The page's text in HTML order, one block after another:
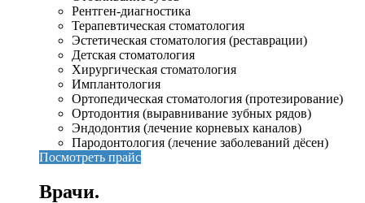
Рентген-диагностика
Терапевтическая стоматология
Эстетическая стоматология (реставрации)
Детская стоматология
Хирургическая стоматология
Имплантология
Ортопедическая стоматология (протезирование)
Ортодонтия (выравнивание зубных рядов)
Эндодонтия (лечение корневых каналов)
Пародонтология (лечение заболеваний дёсен)
Посмотреть прайс
Врачи.